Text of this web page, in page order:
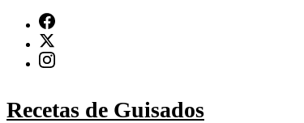
contenido
(presiona
Recetas de Guisados